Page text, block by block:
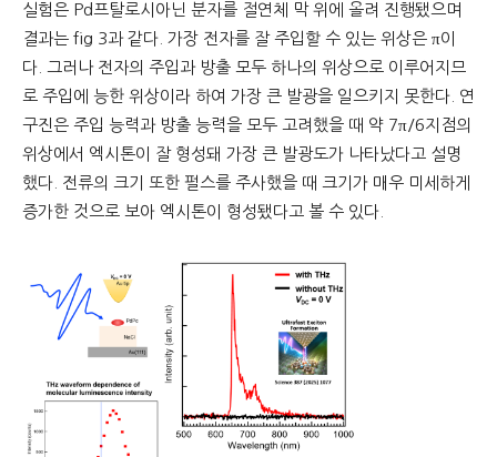
실험은 Pd프탈로시아닌 분자를 절연체 막 위에 올려 진행됐으며
결과는 fig 3과 같다. 가장 전자를 잘 주입할 수 있는 위상은 π이
다. 그러나 전자의 주입과 방출 모두 하나의 위상으로 이루어지므
로 주입에 능한 위상이라 하여 가장 큰 발광을 일으키지 못한다. 연
구진은 주입 능력과 방출 능력을 모두 고려했을 때 약 7π/6지점의
위상에서 엑시톤이 잘 형성돼 가장 큰 발광도가 나타났다고 설명
했다. 전류의 크기 또한 펄스를 주사했을 때 크기가 매우 미세하게
증가한 것으로 보아 엑시톤이 형성됐다고 볼 수 있다.